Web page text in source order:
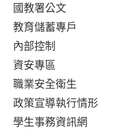
國教署公文
教育儲蓄專戶
內部控制
資安專區
職業安全衛生
政策宣導執行情形
學生事務資訊網